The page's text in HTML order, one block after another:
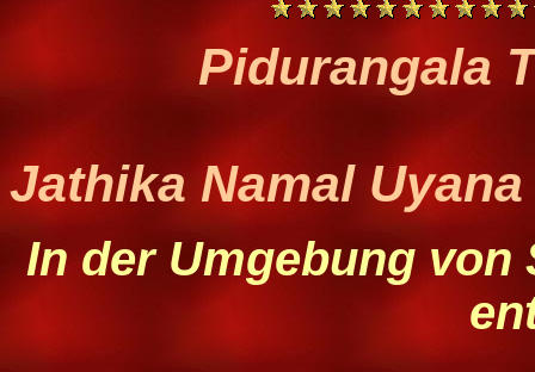
Pidurangala
Jathika Namal
In der Umgebung